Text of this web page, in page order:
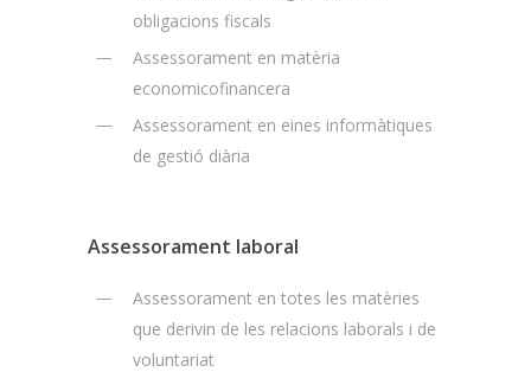
obligacions fiscals
Assessorament en matèria
economicofinancera
Assessorament en eines informàtiques
de gestió diària
Assessorament laboral
Assessorament en totes les matèries
que derivin de les relacions laborals i de
voluntariat